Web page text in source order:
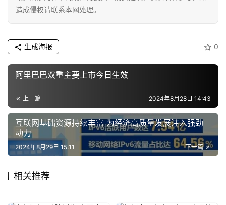
造成侵权请联系本网处理。
0
生成海报
阿里巴巴双重主要上市今日生效
上一篇 2024年8月28日 14:43
互联网基础资源持续丰富 为经济高质量发展注入强劲
动力
下一篇
2024年8月29日 15:11
相关推荐
海开幕
届中国•南京天佑“星星的孩子”